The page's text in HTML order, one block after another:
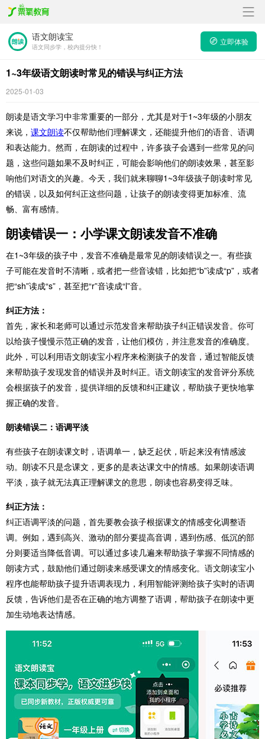
语文朗读宝
语文同步学，校内提分快！
立即体验
1~3年级语文朗读时常见的错误与纠正方法
2025-01-03
朗读是语文学习中非常重要的一部分，尤其是对于1~3年级的小朋友
来说， 课文朗读不仅帮助他们理解课文，还能提升他们的语音、语调
和表达能力。然而，在朗读的过程中，许多孩子会遇到一些常见的问
题，这些问题如果不及时纠正，可能会影响他们的朗读效果，甚至影
响他们对语文的兴趣。今天，我们就来聊聊1~3年级孩子朗读时常见
的错误，以及如何纠正这些问题，让孩子的朗读变得更加标准、流
畅、富有感情。
朗读错误一：小学课文朗读发音不准确
在1~3年级的孩子中，发音不准确是最常见的朗读错误之一。有些孩
子可能在发音时不清晰，或者把一些音读错，比如把“b”读成“p”，或者
把“sh”读成“s”，甚至把“r”音读成“l”音。
纠正方法：
首先，家长和老师可以通过示范发音来帮助孩子纠正错误发音。你可
以给孩子慢慢示范正确的发音，让他们模仿，并注意发音的准确度。
此外，可以利用语文朗读宝小程序来检测孩子的发音，通过智能反馈
来帮助孩子发现发音的错误并及时纠正。语文朗读宝的发音评分系统
会根据孩子的发音，提供详细的反馈和纠正建议，帮助孩子更快地掌
握正确的发音。
朗读错误二：语调平淡
有些孩子在朗读课文时，语调单一，缺乏起伏，听起来没有情感波
动。朗读不只是念课文，更多的是表达课文中的情感。如果朗读语调
平淡，孩子就无法真正理解课文的意思，朗读也容易变得乏味。
纠正方法：
纠正语调平淡的问题，首先要教会孩子根据课文的情感变化调整语
调。例如，遇到高兴、激动的部分要提高音调，遇到伤感、低沉的部
分则要适当降低音调。可以通过多读几遍来帮助孩子掌握不同情感的
朗读方式，鼓励他们通过朗读来感受课文的情感变化。语文朗读宝小
程序也能帮助孩子提升语调表现力，利用智能评测给孩子实时的语调
反馈，告诉他们是否在正确的地方调整了语调，帮助孩子在朗读中更
加生动地表达情感。